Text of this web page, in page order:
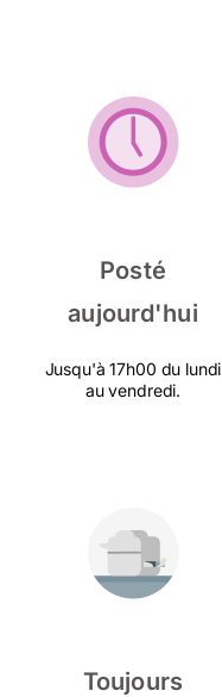
Posté
aujourd'hui
Jusqu'à 17h00 du lundi
au vendredi.
Toujours